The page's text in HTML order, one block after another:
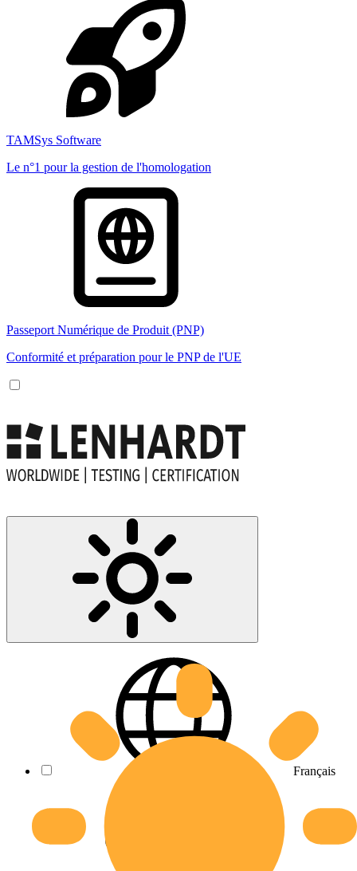
TAMSys Software
Le n°1 pour la gestion de l'homologation
Passeport Numérique de Produit (PNP)
Conformité et préparation pour le PNP de l'UE
Français